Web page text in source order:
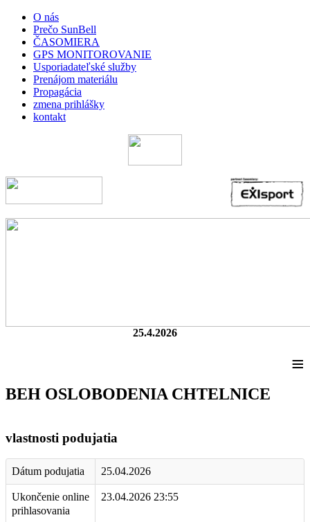
O nás
Prečo SunBell
ČASOMIERA
GPS MONITOROVANIE
Usporiadateľské služby
Prenájom materiálu
Propagácia
zmena prihlášky
kontakt
25.4.2026
≡
BEH OSLOBODENIA CHTELNICE
vlastnosti podujatia
Dátum podujatia 25.04.2026
Ukončenie online
prihlasovania
23.04.2026 23:55